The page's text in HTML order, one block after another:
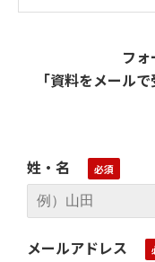
フォ
「資料をメール
姓・名
メールアドレス